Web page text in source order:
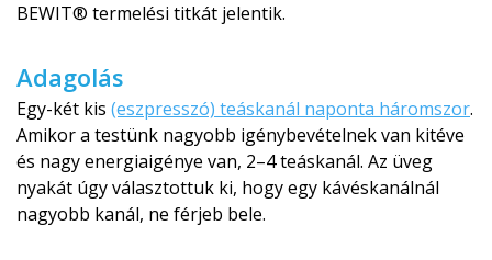
BEWIT® termelési titkát jelentik.
Adagolás
Egy-két kis (eszpresszó) teáskanál naponta háromszor.
Amikor a testünk nagyobb igénybevételnek van kitéve
és nagy energiaigénye van, 2–4 teáskanál. Az üveg
nyakát úgy választottuk ki, hogy egy kávéskanálnál
nagyobb kanál, ne férjeb bele.